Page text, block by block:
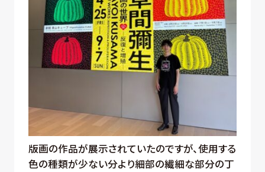
版画の作品が展示されていたのですが、使用する
色の種類が少ない分より細部の繊細な部分の丁